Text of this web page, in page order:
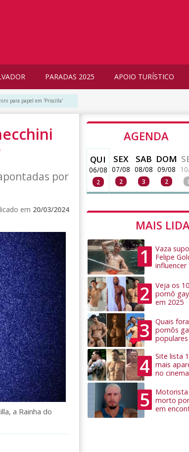
PARADAS 2025 APOIO TURÍSTICO
para papel em 'Priscilla'
por
em 20/03/2024
a Rainha do
AGENDA
QUI
06/08
2
SEX
07/08
2
SAB
08/08
3
DOM
09/08
2
MAIS
1
Vaza
Felipe
influencer
2
Veja os
pornô
em 2025
3
Quais
pornôs
4
Site lista
mais
no cinema
5
morto
em